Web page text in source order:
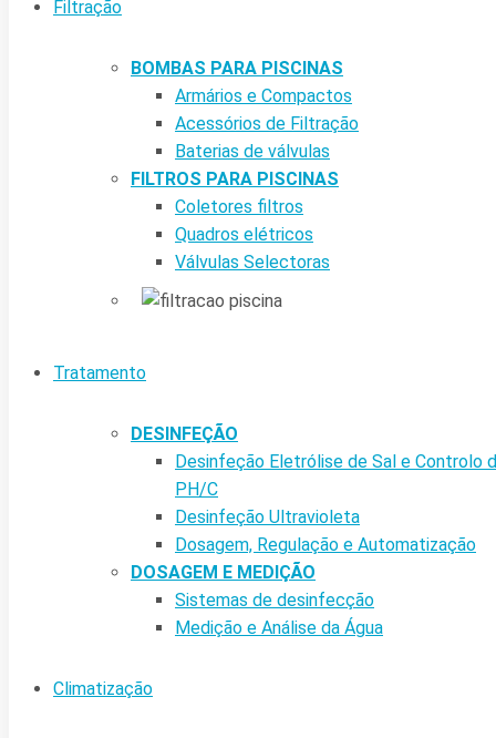
Filtração
BOMBAS PARA PISCINAS
Armários e Compactos
Acessórios de Filtração
Baterias de válvulas
FILTROS PARA PISCINAS
Coletores filtros
Quadros elétricos
Válvulas Selectoras
Tratamento
DESINFEÇÃO
Desinfeção Eletrólise de Sal e Controlo
PH/C
Desinfeção Ultravioleta
Dosagem, Regulação e Automatização
DOSAGEM E MEDIÇÃO
Sistemas de desinfecção
Medição e Análise da Água
Climatização